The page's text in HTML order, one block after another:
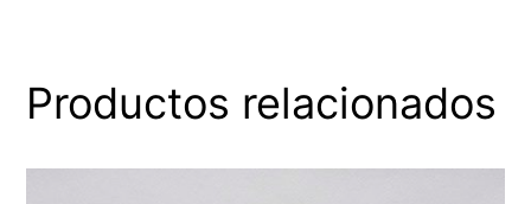
Productos relacionados